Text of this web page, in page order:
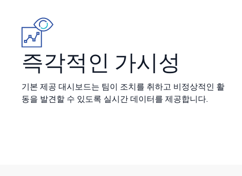
즉각적인 가시성
기본 제공 대시보드는 팀이 조치를 취하고 비정상적인 활
동을 발견할 수 있도록 실시간 데이터를 제공합니다.